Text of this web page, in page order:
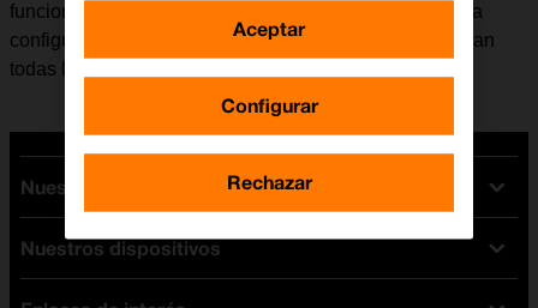
funciona bien, en algunos casos ayuda el restablecer la
configuración predeterminada. De esta manera se borran
todas las configuraciones creadas en el móvil.
Nuestras tarifas
Tarifas Orange
Tarifas fibra y móvil
Nuestros dispositivos
Configurar
Rechazar
Aceptar